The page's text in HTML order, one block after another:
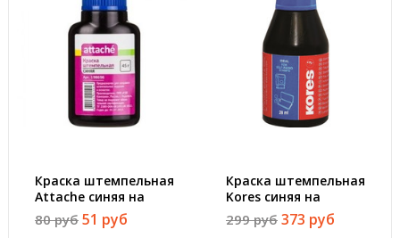
Краска штемпельная
Attache синяя на
водной основе 45 г
80 руб 51 руб
Краска штемпельная
Kores синяя на
водно-масляной
основе 28 г
299 руб 373 руб